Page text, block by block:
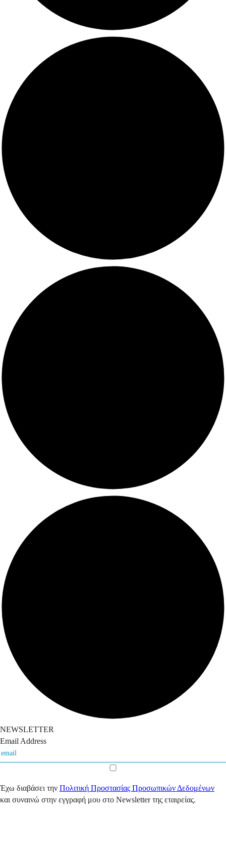
NEWSLETTER
Email Address
Έχω διαβάσει την Πολιτική Προστασίας Προσωπικών Δεδομένων
και συναινώ στην εγγραφή μου στο Newsletter της εταιρείας.